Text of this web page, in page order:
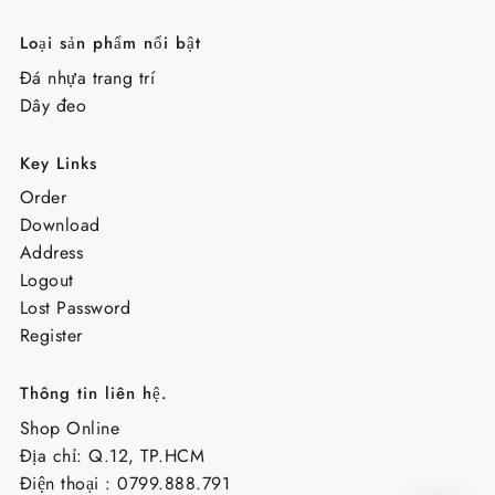
Loại sản phẩm nổi bật
Đá nhựa trang trí
Dây đeo
Key Links
Order
Download
Address
Logout
Lost Password
Register
Thông tin liên hệ.
Shop Online
Địa chỉ: Q.12, TP.HCM
Điện thoại : 0799.888.791